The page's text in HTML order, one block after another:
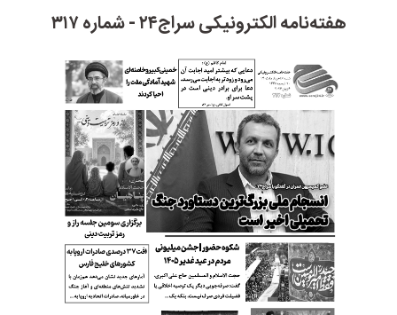
هفته‌نامه الکترونیکی سراج۲۴ - شماره ۳۱۷